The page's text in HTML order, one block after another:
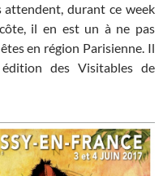
durant ce week
il en est un à ne pas
en région Parisienne. Il
des Visitables de